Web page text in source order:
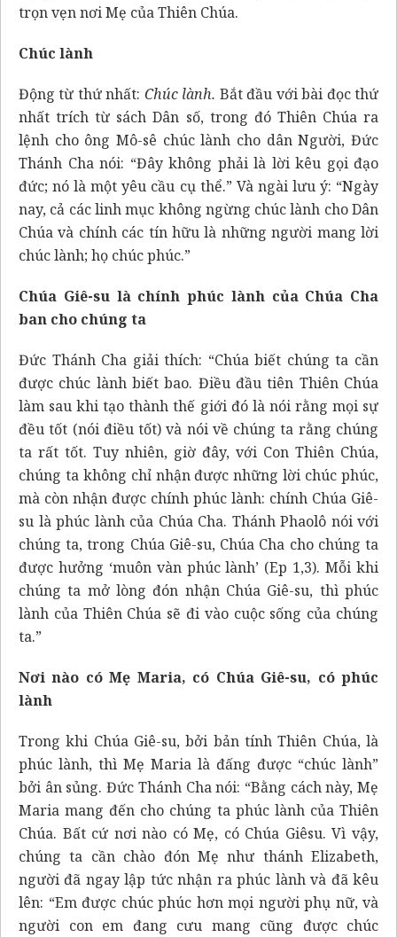
trọn vẹn nơi Mẹ của Thiên Chúa.
Chúc lành
Động từ thứ nhất: Chúc lành. Bắt đầu với bài đọc thứ
nhất trích từ sách Dân số, trong đó Thiên Chúa ra
lệnh cho ông Mô-sê chúc lành cho dân Người, Đức
Thánh Cha nói: “Đây không phải là lời kêu gọi đạo
đức; nó là một yêu cầu cụ thể.” Và ngài lưu ý: “Ngày
nay, cả các linh mục không ngừng chúc lành cho Dân
Chúa và chính các tín hữu là những người mang lời
chúc lành; họ chúc phúc.”
Chúa Giê-su là chính phúc lành của Chúa Cha
ban cho chúng ta
Đức Thánh Cha giải thích: “Chúa biết chúng ta cần
được chúc lành biết bao. Điều đầu tiên Thiên Chúa
làm sau khi tạo thành thế giới đó là nói rằng mọi sự
đều tốt (nói điều tốt) và nói về chúng ta rằng chúng
ta rất tốt. Tuy nhiên, giờ đây, với Con Thiên Chúa,
chúng ta không chỉ nhận được những lời chúc phúc,
mà còn nhận được chính phúc lành: chính Chúa Giê-
su là phúc lành của Chúa Cha. Thánh Phaolô nói với
chúng ta, trong Chúa Giê-su, Chúa Cha cho chúng ta
được hưởng ‘muôn vàn phúc lành’ (Ep 1,3). Mỗi khi
chúng ta mở lòng đón nhận Chúa Giê-su, thì phúc
lành của Thiên Chúa sẽ đi vào cuộc sống của chúng
ta.”
Nơi nào có Mẹ Maria, có Chúa Giê-su, có phúc
lành
Trong khi Chúa Giê-su, bởi bản tính Thiên Chúa, là
phúc lành, thì Mẹ Maria là đấng được “chúc lành”
bởi ân sủng. Đức Thánh Cha nói: “Bằng cách này, Mẹ
Maria mang đến cho chúng ta phúc lành của Thiên
Chúa. Bất cứ nơi nào có Mẹ, có Chúa Giêsu. Vì vậy,
chúng ta cần chào đón Mẹ như thánh Elizabeth,
người đã ngay lập tức nhận ra phúc lành và đã kêu
lên: “Em được chúc phúc hơn mọi người phụ nữ, và
người con em đang cưu mang cũng được chúc